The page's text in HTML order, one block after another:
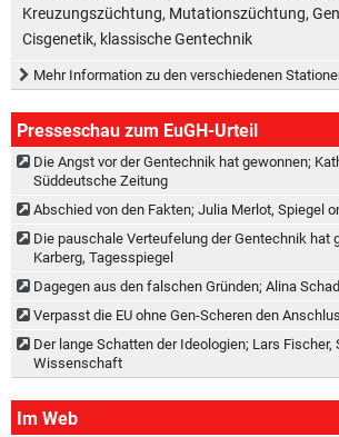
Kreuzungszüchtung, Mutationszüchtung,
Cisgenetik, klassische Gentechnik
Mehr Information zu den verschiedenen
Presseschau zum EuGH-Urteil
Die Angst vor der Gentechnik hat gewonnen;
Süddeutsche Zeitung
Abschied von den Fakten; Julia Merlot, Spiegel
Die pauschale Verteufelung der Gentechnik hat
Karberg, Tagesspiegel
Dagegen aus den falschen Gründen; Alina
Verpasst die EU ohne Gen-Scheren den
Der lange Schatten der Ideologien; Lars Fischer,
Wissenschaft
Im Web